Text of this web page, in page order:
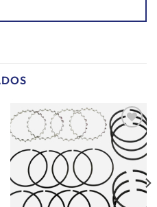
Añadir
a la
lista de
deseos